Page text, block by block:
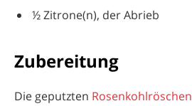
½ Zitrone(n), der Abrieb
Zubereitung
Die geputzten Rosenkohlröschen